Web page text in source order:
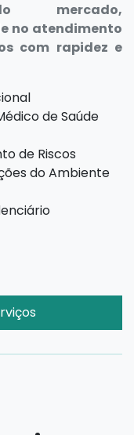
mercado,
no atendimento
com rapidez e
de Saúde
de Riscos
do Ambiente